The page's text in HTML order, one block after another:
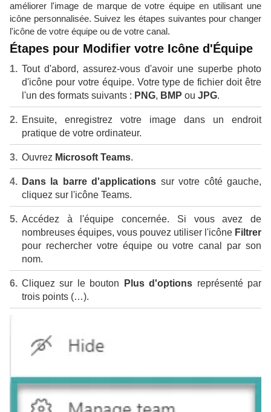
améliorer l'image de marque de votre équipe en utilisant une
icône personnalisée. Suivez les étapes suivantes pour changer
l'icône de votre équipe ou de votre canal.
Étapes pour Modifier votre Icône d'Équipe
Tout d'abord, assurez-vous d'avoir une superbe photo
d'icône pour votre équipe. Votre type de fichier doit être
l'un des formats suivants : PNG, BMP ou JPG.
Ensuite, enregistrez votre image dans un endroit
pratique de votre ordinateur.
Ouvrez Microsoft Teams.
Dans la barre d'applications sur votre côté gauche,
cliquez sur l'icône Teams.
Accédez à l'équipe concernée. Si vous avez de
nombreuses équipes, vous pouvez utiliser l'icône Filtrer
pour rechercher votre équipe ou votre canal par son
nom.
Cliquez sur le bouton Plus d'options représenté par
trois points (…).